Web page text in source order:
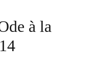
à la